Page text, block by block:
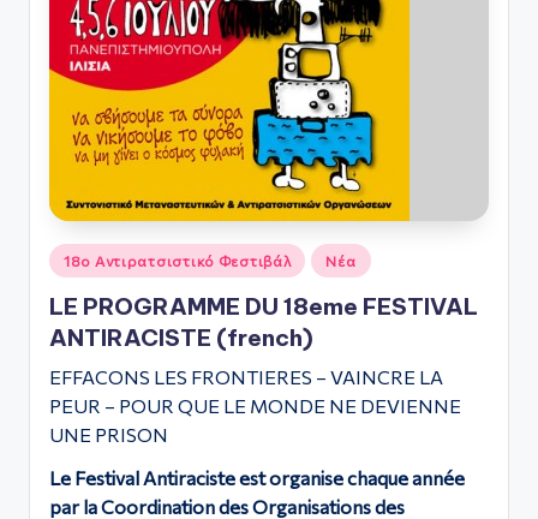
Αναρτήθηκε
σε
18ο Αντιρατσιστικό Φεστιβάλ Νέα
LE PROGRAMME DU 18eme FESTIVAL
ANTIRACISTE (french)
EFFACONS LES FRONTIERES – VAINCRE LA
PEUR – POUR QUE LE MONDE NE DEVIENNE
UNE PRISON
Le Festival Antiraciste est organise chaque année
par la Coordination des Organisations des